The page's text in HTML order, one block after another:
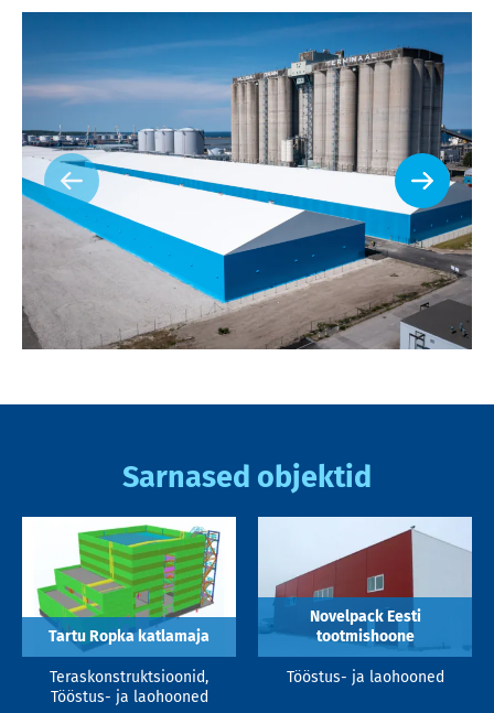
Sarnased objektid
Tartu Ropka katlamaja
Teraskonstruktsioonid,
Tööstus- ja laohooned
Novelpack Eesti
tootmishoone
Tööstus- ja laohooned